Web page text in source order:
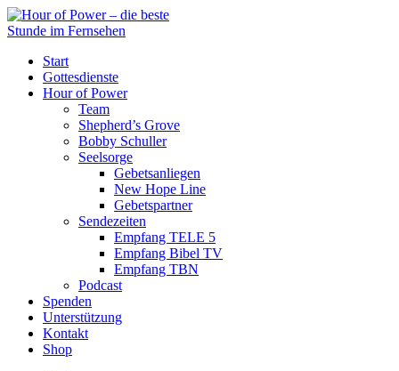
Start
Gottesdienste
Hour of Power
Team
Shepherd’s Grove
Bobby Schuller
Seelsorge
Gebetsanliegen
New Hope Line
Gebetspartner
Sendezeiten
Empfang TELE 5
Empfang Bibel TV
Empfang TBN
Podcast
Spenden
Unterstützung
Kontakt
Shop